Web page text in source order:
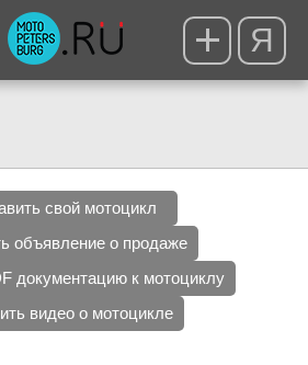
Я
свой мотоцикл
объявление о продаже
документацию к мотоциклу
видео о мотоцикле